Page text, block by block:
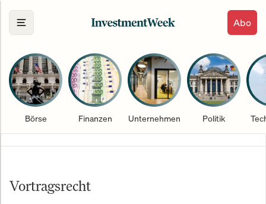
Abo
Börse Finanzen Unternehmen Politik
Vortragsrecht